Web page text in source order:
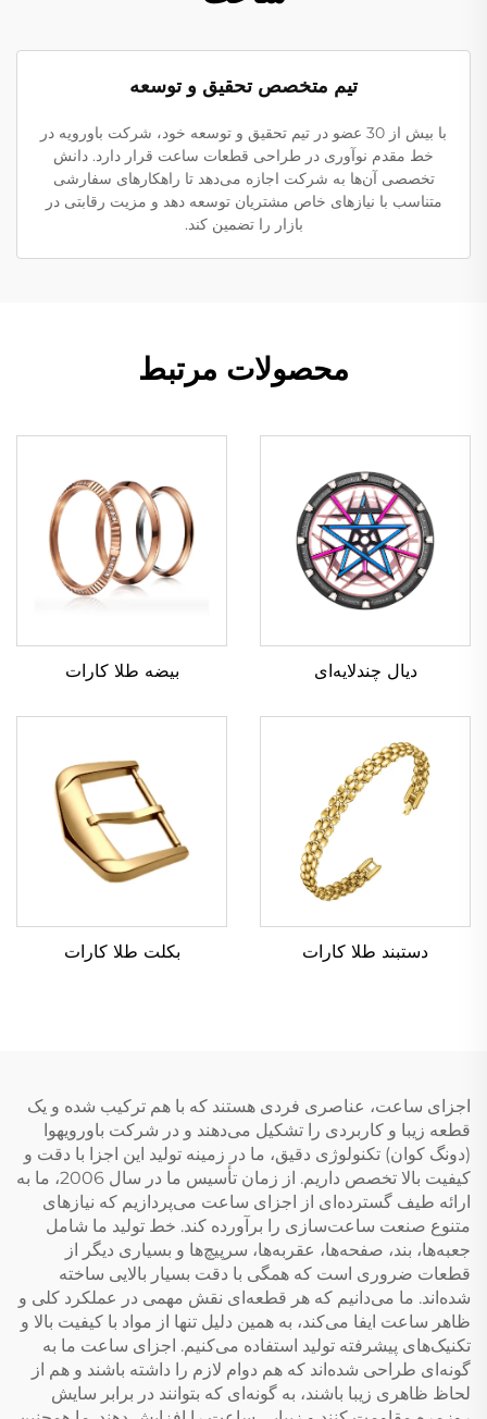
تیم متخصص تحقیق و توسعه
با بیش از 30 عضو در تیم تحقیق و توسعه خود، شرکت باورویه در
خط مقدم نوآوری در طراحی قطعات ساعت قرار دارد. دانش
تخصصی آن‌ها به شرکت اجازه می‌دهد تا راهکارهای سفارشی
متناسب با نیازهای خاص مشتریان توسعه دهد و مزیت رقابتی در
بازار را تضمین کند.
محصولات مرتبط
دیال چندلایه‌ای بیضه طلا کارات
دستبند طلا کارات بکلت طلا کارات
اجزای ساعت، عناصری فردی هستند که با هم ترکیب شده و یک
قطعه زیبا و کاربردی را تشکیل می‌دهند و در شرکت باورویهوا
(دونگ کوان) تکنولوژی دقیق، ما در زمینه تولید این اجزا با دقت و
کیفیت بالا تخصص داریم. از زمان تأسیس ما در سال 2006، ما به
ارائه طیف گسترده‌ای از اجزای ساعت می‌پردازیم که نیازهای
متنوع صنعت ساعت‌سازی را برآورده کند. خط تولید ما شامل
جعبه‌ها، بند، صفحه‌ها، عقربه‌ها، سرپیچ‌ها و بسیاری دیگر از
قطعات ضروری است که همگی با دقت بسیار بالایی ساخته
شده‌اند. ما می‌دانیم که هر قطعه‌ای نقش مهمی در عملکرد کلی و
ظاهر ساعت ایفا می‌کند، به همین دلیل تنها از مواد با کیفیت بالا و
تکنیک‌های پیشرفته تولید استفاده می‌کنیم. اجزای ساعت ما به
گونه‌ای طراحی شده‌اند که هم دوام لازم را داشته باشند و هم از
لحاظ ظاهری زیبا باشند، به گونه‌ای که بتوانند در برابر سایش